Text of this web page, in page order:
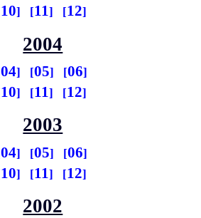
10 11 12
2004
04 05
06
10 11 12
2003
04 05
06
10 11 12
2002